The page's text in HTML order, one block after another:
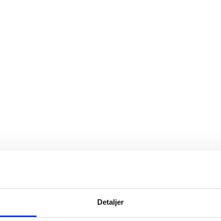
Detaljer